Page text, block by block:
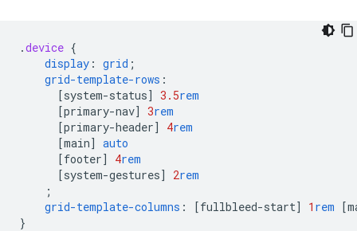
.device {
display : grid ;
grid-template-rows :
[system-status] 3.5rem
[primary-nav] 3rem
[primary-header] 4rem
[main] auto
[footer] 4rem
[system-gestures] 2rem
;
grid-template-columns : [fullbleed-start] 1 rem [
}